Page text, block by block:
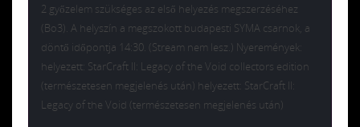
2 győzelem szükséges az első helyezés megszerzéséhez
(Bo3). A helyszín a megszokott budapesti SYMA csarnok, a
döntő időpontja 14:30. (Stream nem lesz.) Nyeremények:
helyezett: StarCraft II: Legacy of the Void collectors edition
(természetesen megjelenés után) helyezett: StarCraft II:
Legacy of the Void (természetesen megjelenés után)